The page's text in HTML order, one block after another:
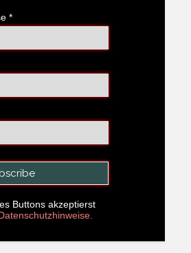
*
Buttons akzeptierst